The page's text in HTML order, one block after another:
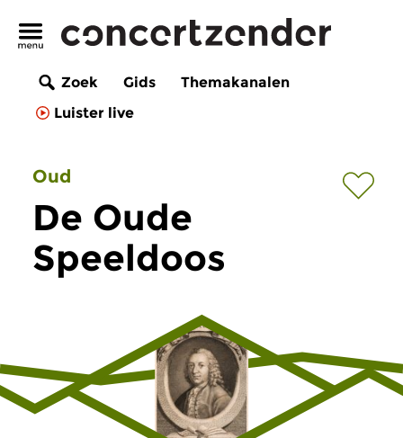
Zoek Gids
Themakanalen
Luister live
Oud
De Oude
Speeldoos